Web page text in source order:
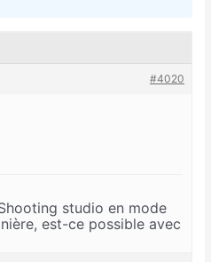
#4020
studio en mode
est-ce possible avec